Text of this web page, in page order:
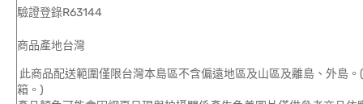
驗證登錄R63144
商品產地台灣
此商品配送範圍僅限台灣本島區不含偏遠地區及山區及離島、外島
箱。)